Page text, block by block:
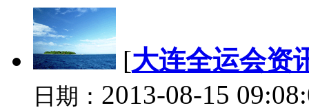
[大连全运会资
日期： 2013-08-15